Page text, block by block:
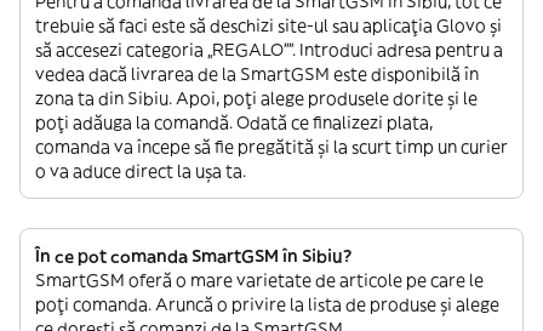
trebuie să faci este să deschizi site-ul sau aplicația Glovo și
să accesezi categoria „REGALO””. Introduci adresa pentru a
vedea dacă livrarea de la SmartGSM este disponibilă în
zona ta din Sibiu. Apoi, poți alege produsele dorite și le
poți adăuga la comandă. Odată ce finalizezi plata,
comanda va începe să fie pregătită și la scurt timp un curier
o va aduce direct la ușa ta.
În ce pot comanda SmartGSM în Sibiu?
SmartGSM oferă o mare varietate de articole pe care le
poți comanda. Aruncă o privire la lista de produse și alege